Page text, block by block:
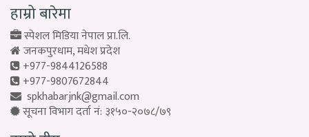
हाम्रो बारेमा
स्पेशल मिडिया नेपाल प्रा.लि.
जनकपुरधाम, मधेश प्रदेश
+977-9844126588
+977-9807672844
spkhabarjnk@gmail.com
सूचना विभाग दर्ता नं: ३१५०-२०७८/७९